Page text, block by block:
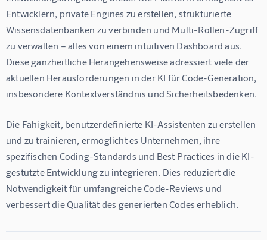
Entwicklern, private Engines zu erstellen, strukturierte
Wissensdatenbanken zu verbinden und Multi-Rollen-Zugriff
zu verwalten – alles von einem intuitiven Dashboard aus.
Diese ganzheitliche Herangehensweise adressiert viele der
aktuellen Herausforderungen in der KI für Code-Generation,
insbesondere Kontextverständnis und Sicherheitsbedenken.
Die Fähigkeit, benutzerdefinierte KI-Assistenten zu erstellen
und zu trainieren, ermöglicht es Unternehmen, ihre
spezifischen Coding-Standards und Best Practices in die KI-
gestützte Entwicklung zu integrieren. Dies reduziert die
Notwendigkeit für umfangreiche Code-Reviews und
verbessert die Qualität des generierten Codes erheblich.